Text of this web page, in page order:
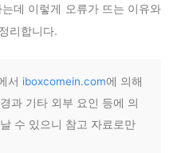
데 이렇게 오류가 뜨는 이유와
리합니다.
서 iboxcomein.com에 의해
과 기타 외부 요인 등에 의
수 있으니 참고 자료로만